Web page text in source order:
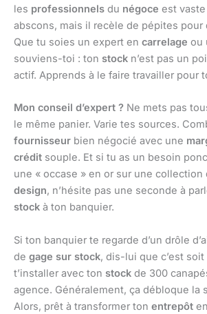
les professionnels du négoce est
abscons, mais il recèle de pépites pour
Que tu soies un expert en carrelage ou
souviens-toi : ton stock n’est pas un
actif. Apprends à le faire travailler pour
Mon conseil d’expert ? Ne mets pas
le même panier. Varie tes sources.
fournisseur bien négocié avec une
crédit souple. Et si tu as un besoin
une « occase » en or sur une collection
design, n’hésite pas une seconde à
stock à ton banquier.
Si ton banquier te regarde d’un drôle
de gage sur stock, dis-lui que c’est
t’installer avec ton stock de 300
agence. Généralement, ça débloque la
Alors, prêt à transformer ton entrepôt